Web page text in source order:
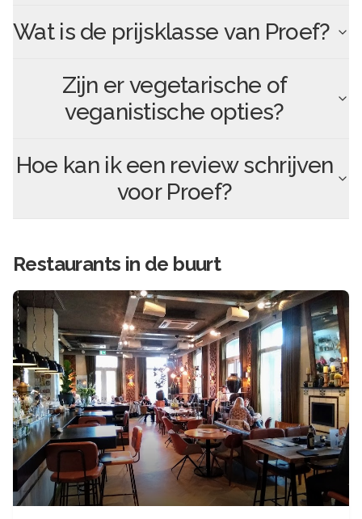
Wat is de prijsklasse van Proef?
Zijn er vegetarische of
veganistische opties?
Hoe kan ik een review schrijven
voor Proef?
Restaurants in de buurt